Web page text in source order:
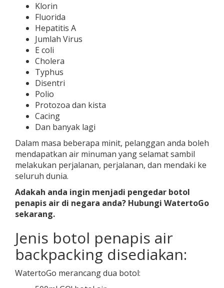
Klorin
Fluorida
Hepatitis A
Jumlah Virus
E coli
Cholera
Typhus
Disentri
Polio
Protozoa dan kista
Cacing
Dan banyak lagi
Dalam masa beberapa minit, pelanggan anda boleh
mendapatkan air minuman yang selamat sambil
melakukan perjalanan, perjalanan, dan mendaki ke
seluruh dunia.
Adakah anda ingin menjadi pengedar botol
penapis air di negara anda? Hubungi WatertoGo
sekarang.
Jenis botol penapis air
backpacking disediakan:
WatertoGo merancang dua botol: